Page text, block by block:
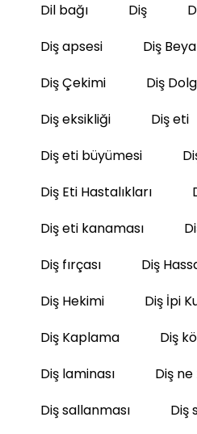
Dil bağı
Diş
Diş apsesi
Diş
Diş Çekimi
Diş
Diş eksikliği
Diş eti
Diş eti büyümesi
Diş Eti Hastalıkları
Diş eti kanaması
Diş fırçası
Diş
Diş Hekimi
Diş İpi
Diş Kaplama
Diş
Diş laminası
Diş
Diş sallanması
Diş